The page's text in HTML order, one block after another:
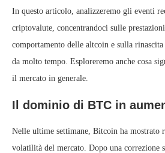
In questo articolo, analizzeremo gli eventi
criptovalute, concentrandoci sulle
comportamento delle altcoin e sulla
da molto tempo. Esploreremo anche cosa
il mercato in generale.
Il dominio di BTC in
Nelle ultime settimane, Bitcoin ha mostrato
volatilità del mercato. Dopo una correzione